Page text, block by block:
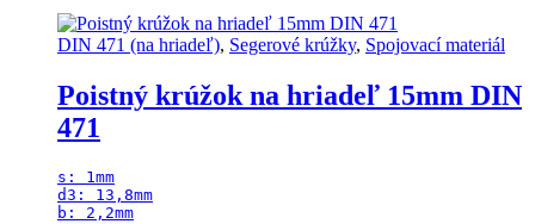
DIN 471 (na hriadeľ), Segerové krúžky, Spojovací materiál
Poistný krúžok na hriadeľ 15mm DIN
471
s: 1mm
d3: 13,8mm
b: 2,2mm